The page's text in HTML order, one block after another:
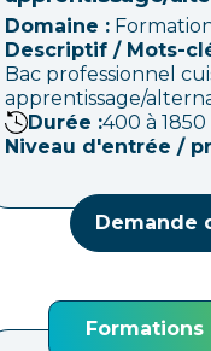
Domaine :
Descriptif / Mots-
Bac professionnel
apprentissage/
Durée :400 à 1850
Niveau d'entrée /
Demande
Formations